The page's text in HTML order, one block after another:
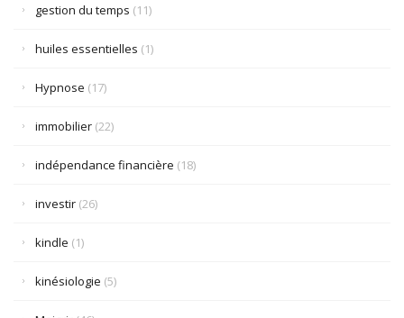
gestion du temps (11)
huiles essentielles (1)
Hypnose (17)
immobilier (22)
indépendance financière (18)
investir (26)
kindle (1)
kinésiologie (5)